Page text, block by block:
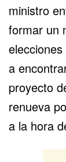
ministro
formar un
a
proyecto
renueva
a la hora